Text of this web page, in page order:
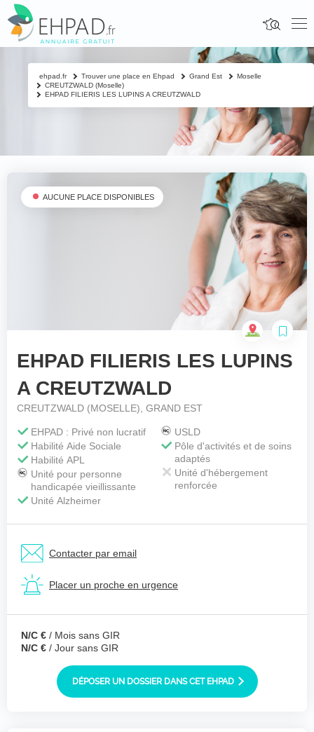
Fermer
Contacter un proche
Nom & prénom du résident à contacter *
Votre téléphone*
Joindre des fichiers (lettre manuscrite,
dessin, photo ..)
Déposer les
fichiers ici ou
Sélectionnez
des fichiers
AUCUNE PLACE DISPONIBLES
EHPAD FILIERIS LES LUPINS
A CREUTZWALD
CREUTZWALD (MOSELLE), GRAND EST
EHPAD : Privé non lucratif
Habilité Aide Sociale
Habilité APL
Unité pour personne
handicapée vieillissante
Unité Alzheimer
USLD
Pôle d'activités et de soins
adaptés
Unité d'hébergement
renforcée
Contacter par email
Placer un proche en urgence
N/C € / Mois sans GIR
N/C € / Jour sans GIR
DÉPOSER UN DOSSIER DANS CET EHPAD
ehpad.fr Trouver une place en Ehpad Grand Est
Moselle
CREUTZWALD (Moselle)
EHPAD FILIERIS LES LUPINS A CREUTZWALD